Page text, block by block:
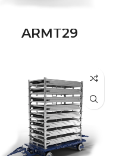
ARMT29